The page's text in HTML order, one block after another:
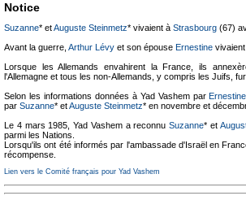
Notice
Suzanne* etAuguste Steinmetz* vivaient à Strasbourg (67)
Avant la guerre, Arthur Lévy et son épouse Ernestine
Lorsque les Allemands envahirent la France, ils
l'Allemagne et tous les non-Allemands, y compris les Juifs,
Selon les informations données à Yad Vashem par
par Suzanne* etAuguste Steinmetz* en novembre et
Le 4 mars 1985, Yad Vashem a reconnuSuzanne* et
parmi les Nations.
Lorsqu'ils ont été informés par l'ambassade d'Israël en
récompense.
Lien vers le Comité français pour Yad Vashem